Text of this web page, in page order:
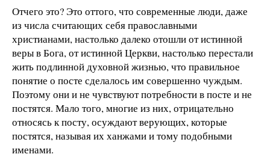
Отчего это? Это оттого, что современные люди, даже
из числа считающих себя православными
христианами, настолько далеко отошли от истинной
веры в Бога, от истинной Церкви, настолько перестали
жить подлинной духовной жизнью, что правильное
понятие о посте сделалось им совершенно чуждым.
Поэтому они и не чувствуют потребности в посте и не
постятся. Мало того, многие из них, отрицательно
относясь к посту, осуждают верующих, которые
постятся, называя их ханжами и тому подобными
именами.